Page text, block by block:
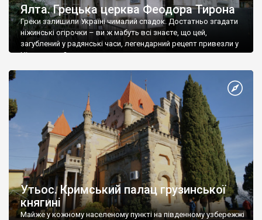
Ялта. Грецька церква Феодора Тирона
Греки залишили Україні чималий спадок. Достатньо згадати
ніжинські огірочки – ви ж мабуть всі знаєте, що цей,
загублений у радянські часи, легендарний рецепт привезли у
Ніжин греки?
Утьос. Кримський палац грузинської
княгині
Майже у кожному населеному пункті на південному узбережжі